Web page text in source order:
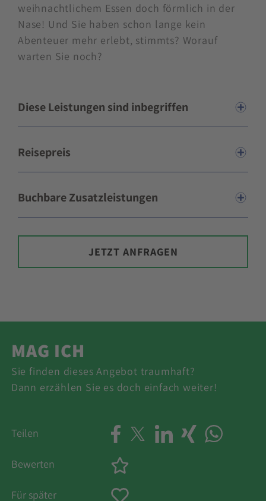
weihnachtlichem Essen doch förmlich in der
Nase! Und Sie haben schon lange kein
Abenteuer mehr erlebt, stimmts? Worauf
warten Sie noch?
Diese Leistungen sind inbegriffen
Reisepreis
Buchbare Zusatzleistungen
JETZT ANFRAGEN
MAG ICH
Sie finden dieses Angebot traumhaft?
Dann erzählen Sie es doch einfach weiter!
Teilen
Bewerten
Für später